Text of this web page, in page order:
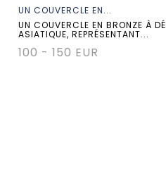
UN COUVERCLE EN...
UN COUVERCLE EN BRONZE À
ASIATIQUE, REPRÉSENTANT...
100 - 150 EUR